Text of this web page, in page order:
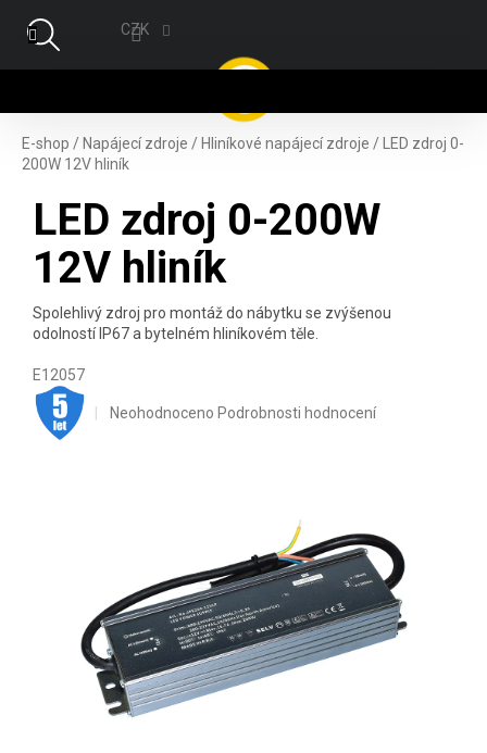
CZK
E-shop / Napájecí zdroje / Hliníkové napájecí zdroje /
LED zdroj 0-
200W 12V hliník
LED zdroj 0-200W
12V hliník
Spolehlivý zdroj pro montáž do nábytku se zvýšenou
odolností IP67 a bytelném hliníkovém těle.
E12057
.
Průměrné hodnocení produktu je 0,0 z 5 hvězdiček.
Neohodnoceno Podrobnosti hodnocení